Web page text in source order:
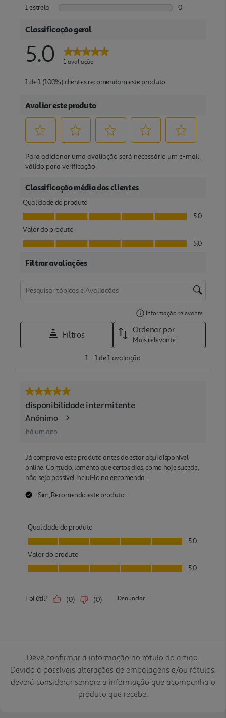
Deve confirmar a informação no rótulo do artigo.
Devido a possíveis alterações de embalagens e/ou rótulos,
deverá considerar sempre a informação que acompanha o
produto que recebe.